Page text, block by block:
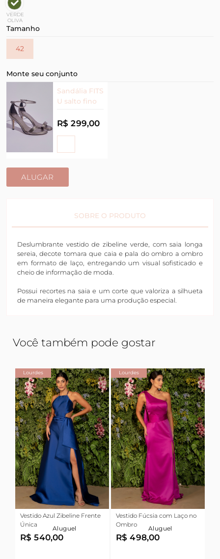
VERDE
OLIVA
Tamanho
42
Monte seu conjunto
Sandália FITS
U salto fino
R$ 299,00
ALUGAR
SOBRE O PRODUTO
Deslumbrante vestido de zibeline verde, com saia longa
sereia, decote tomara que caia e pala do ombro a ombro
em formato de laço, entregando um visual sofisticado e
cheio de informação de moda.
Possui recortes na saia e um corte que valoriza a silhueta
de maneira elegante para uma produção especial.
Você também pode gostar
Lourdes
Vestido Azul Zibeline Frente
Única
Aluguel
R$ 540,00
Lourdes
Vestido Fúcsia com Laço no
Ombro
Aluguel
R$ 498,00